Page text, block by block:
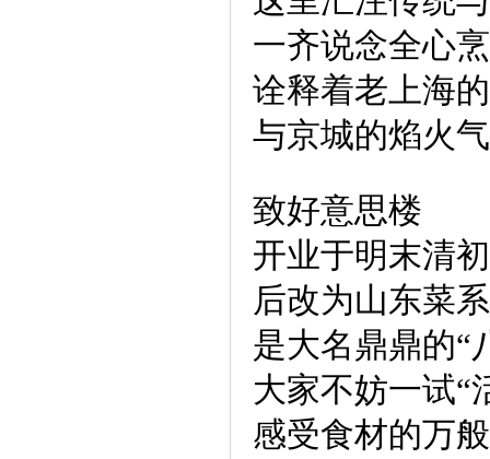
一齐说念全心
诠释着老上海
与京城的焰火
致好意思楼
开业于明末清
后改为山东菜系
是大名鼎鼎的“
大家不妨一试“
感受食材的万